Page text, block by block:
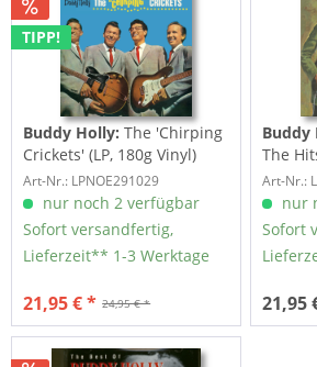
TIPP!
Buddy Holly:The 'Chirping
Crickets' (LP, 180g Vinyl)
Art-Nr.: LPNOE291029
nur noch 2 verfügbar
Sofort versandfertig,
Lieferzeit** 1-3 Werktage
24,95 € *
21,95 € *
Buddy
The
Ltd.)
Art-Nr.:
nur
Sofort
21,95